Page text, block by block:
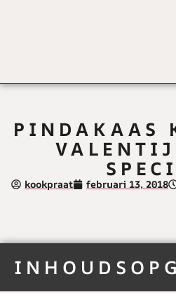
PINDAKAAS
kookpraat februari 13, 2018